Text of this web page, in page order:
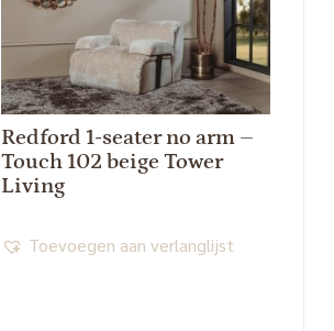
Redford 1-seater no arm –
Touch 102 beige Tower
Living
Toevoegen aan verlanglijst